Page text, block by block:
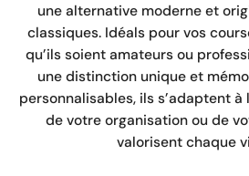
une alternative moderne et
classiques. Idéals pour vos
qu’ils soient amateurs ou
une distinction unique et
personnalisables, ils s’adaptent à
de votre organisation ou de
valorisent chaque